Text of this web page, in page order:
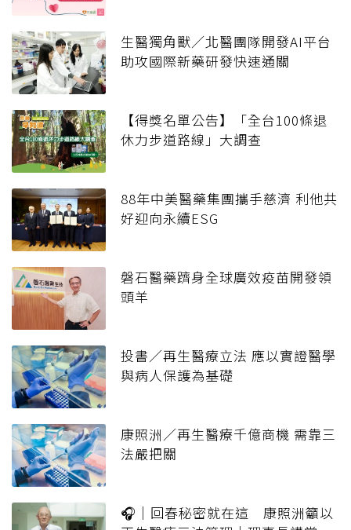
生醫獨角獸／北醫團隊開發AI平台
助攻國際新藥研發快速通關
【得獎名單公告】「全台100條退
休力步道路線」大調查
88年中美醫藥集團攜手慈濟 利他共
好迎向永續ESG
磐石醫藥躋身全球廣效疫苗開發領
頭羊
投書／再生醫療立法 應以實證醫學
與病人保護為基礎
康照洲／再生醫療千億商機 需靠三
法嚴把關
🎧｜回春秘密就在這 康照洲籲以